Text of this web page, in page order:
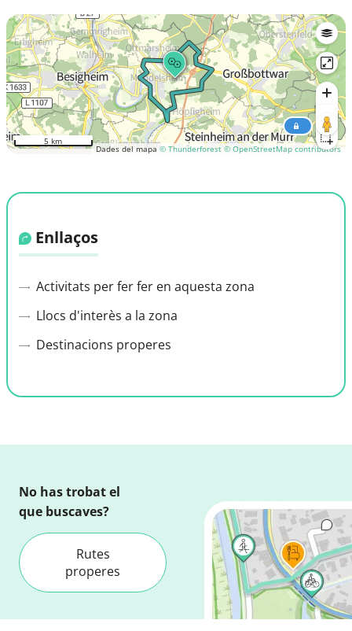
Dades del mapa © Thunderforest © OpenStreetMap contributors
5 km
Enllaços
Activitats per fer fer en aquesta zona
Llocs d'interès a la zona
Destinacions properes
No has trobat el
que buscaves?
Rutes
properes